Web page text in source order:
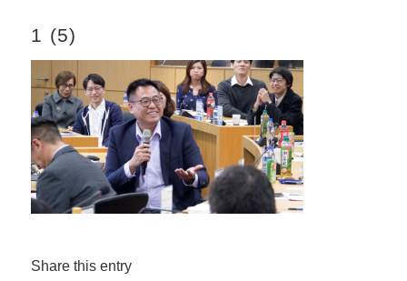
1 (5)
Share this entry